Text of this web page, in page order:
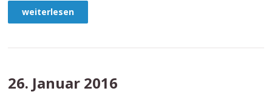
weiterlesen
26. Januar 2016